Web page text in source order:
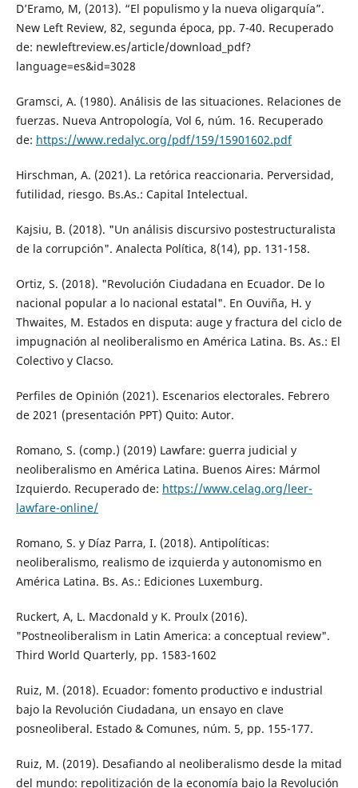
D’Eramo, M, (2013). “El populismo y la nueva oligarquía”.
New Left Review, 82, segunda época, pp. 7-40. Recuperado
de: newleftreview.es/article/download_pdf?
language=es&id=3028
Gramsci, A. (1980). Análisis de las situaciones. Relaciones de
fuerzas. Nueva Antropología, Vol 6, núm. 16. Recuperado
de: https://www.redalyc.org/pdf/159/15901602.pdf
Hirschman, A. (2021). La retórica reaccionaria. Perversidad,
futilidad, riesgo. Bs.As.: Capital Intelectual.
Kajsiu, B. (2018). "Un análisis discursivo postestructuralista
de la corrupción". Analecta Política, 8(14), pp. 131-158.
Ortiz, S. (2018). "Revolución Ciudadana en Ecuador. De lo
nacional popular a lo nacional estatal". En Ouviña, H. y
Thwaites, M. Estados en disputa: auge y fractura del ciclo de
impugnación al neoliberalismo en América Latina. Bs. As.: El
Colectivo y Clacso.
Perfiles de Opinión (2021). Escenarios electorales. Febrero
de 2021 (presentación PPT) Quito: Autor.
Romano, S. (comp.) (2019) Lawfare: guerra judicial y
neoliberalismo en América Latina. Buenos Aires: Mármol
Izquierdo. Recuperado de: https://www.celag.org/leer-
lawfare-online/
Romano, S. y Díaz Parra, I. (2018). Antipolíticas:
neoliberalismo, realismo de izquierda y autonomismo en
América Latina. Bs. As.: Ediciones Luxemburg.
Ruckert, A, L. Macdonald y K. Proulx (2016).
"Postneoliberalism in Latin America: a conceptual review".
Third World Quarterly, pp. 1583-1602
Ruiz, M. (2018). Ecuador: fomento productivo e industrial
bajo la Revolución Ciudadana, un ensayo en clave
posneoliberal. Estado & Comunes, núm. 5, pp. 155-177.
Ruiz, M. (2019). Desafiando al neoliberalismo desde la mitad
del mundo: repolitización de la economía bajo la Revolución